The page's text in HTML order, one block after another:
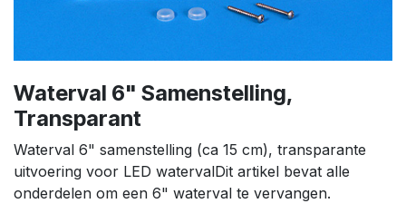
Waterval 6" Samenstelling,
Transparant
Waterval 6" samenstelling (ca 15 cm), transparante
uitvoering voor LED watervalDit artikel bevat alle
onderdelen om een 6" waterval te vervangen.